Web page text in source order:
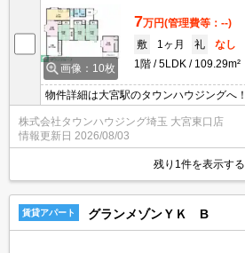
画像：10枚
7万円(管理費等：--)
敷
1ヶ月 礼
なし
1階
5LDK 109.29m²
物件詳細は大宮駅のタウンハウジングへ！
株式会社タウンハウジング埼玉 大宮東口店
情報更新日 2026/08/03
残り1件を表示する
賃貸アパート グランメゾンＹＫ B